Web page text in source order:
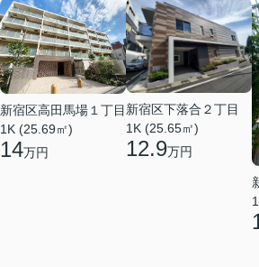
新宿区高田馬場１丁目
1K (25.69㎡)
14万円
新宿区下落合２丁目
1K (25.65㎡)
12.9万円